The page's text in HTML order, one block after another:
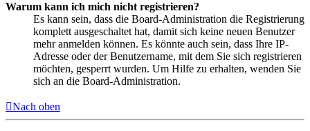
Warum kann ich mich nicht registrieren?
Es kann sein, dass die Board-Administration die Registrierung
komplett ausgeschaltet hat, damit sich keine neuen Benutzer
mehr anmelden können. Es könnte auch sein, dass Ihre IP-
Adresse oder der Benutzername, mit dem Sie sich registrieren
möchten, gesperrt wurden. Um Hilfe zu erhalten, wenden Sie
sich an die Board-Administration.
Nach oben